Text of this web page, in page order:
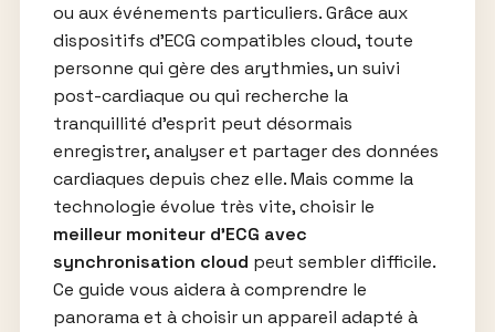
ou aux événements particuliers. Grâce aux
dispositifs d’ECG compatibles cloud, toute
personne qui gère des arythmies, un suivi
post-cardiaque ou qui recherche la
tranquillité d’esprit peut désormais
enregistrer, analyser et partager des données
cardiaques depuis chez elle. Mais comme la
technologie évolue très vite, choisir le
meilleur moniteur d’ECG avec
synchronisation cloud peut sembler difficile.
Ce guide vous aidera à comprendre le
panorama et à choisir un appareil adapté à